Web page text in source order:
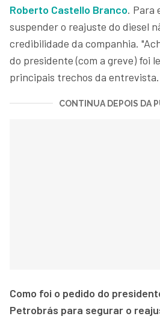
Roberto Castello Branco. Para
suspender o reajuste do diesel
credibilidade da companhia.
do presidente (com a greve) foi
principais trechos da entrevista.
CONTINUA DEPOIS DA
Como foi o pedido do
Petrobrás para segurar o